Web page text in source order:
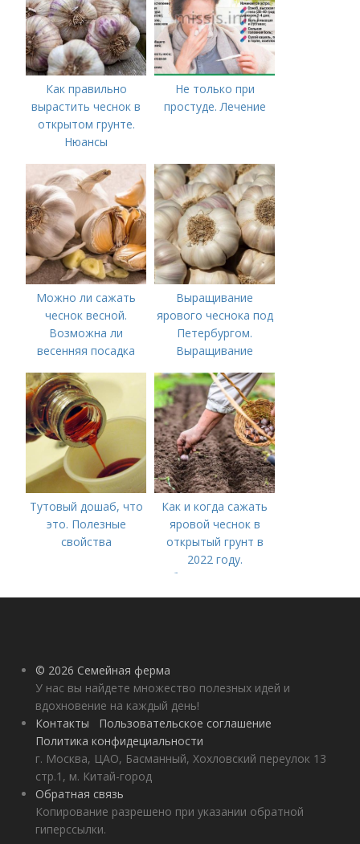
Как правильно
вырастить чеснок в
открытом грунте.
Нюансы
озимого чеснока
Не только при
простуде. Лечение
Можно ли сажать
чеснок весной.
Возможна ли
весенняя посадка
лучше делать
Выращивание
ярового чеснока под
Петербургом.
Выращивание
важных моментов
Тутовый дошаб, что
это. Полезные
свойства
Как и когда сажать
яровой чеснок в
открытый грунт в
2022 году.
Добавление статьи в
новую подборку
© 2026 Семейная ферма
У нас вы найдете множество полезных идей и
вдохновение на каждый день!
Контакты
Пользовательское соглашение
Политика конфидециальности
г. Москва, ЦАО, Басманный, Хохловский переулок 13
стр.1, м. Китай-город
Обратная связь
Копирование разрешено при указании обратной
гиперссылки.